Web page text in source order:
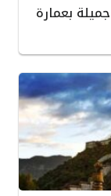
بعمارة